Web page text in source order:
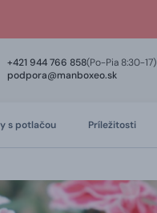
+421 944 766 858(Po-Pia 8:30-17)
podpora@manboxeo.sk
s potlačou Príležitosti